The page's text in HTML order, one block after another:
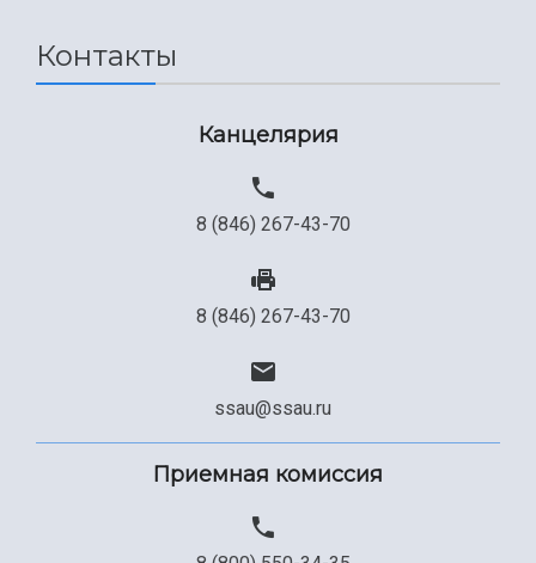
Сведения об образовательной организации
Контакты
Канцелярия
8 (846) 267-43-70
8 (846) 267-43-70
ssau@ssau.ru
Приемная комиссия